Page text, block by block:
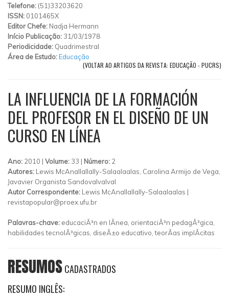
Telefone: (51)33203620
ISSN: 0101465X
Editor Chefe: Nadja Hermann
Início Publicação: 31/03/1978
Periodicidade: Quadrimestral
Área de Estudo:Educação
(VOLTAR AO ARTIGOS DA REVISTA: EDUCAÇÃO - PUCRS)
LA INFLUENCIA DE LA FORMACIÓN
DEL PROFESOR EN EL DISEÑO DE UN
CURSO EN LÍNEA
Ano: 2010 | Volume: 33 | Número: 2
Autores: Lewis McAnallallally-Salaalaalas, Carolina Armijo de Vega,
Javavier Organista Sandovalvalval
Autor Correspondente: Lewis McAnallallally-Salaalaalas |
revistapopular@proex.ufu.br
Palavras-chave: educaciÃ³n en lÃ­nea, orientaciÃ³n pedagÃ³gica,
habilidades tecnolÃ³gicas, diseÃ±o educativo, teorÃ­as implÃ­citas
RESUMOSCADASTRADOS
RESUMO INGLÊS: